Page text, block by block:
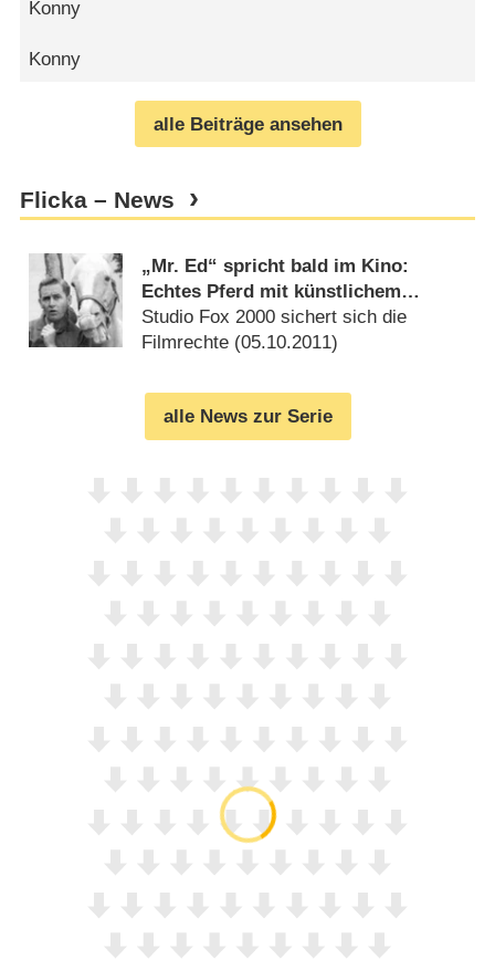
Konny
Konny
alle Beiträge ansehen
Flicka – News
„Mr. Ed“ spricht bald im Kino:
Echtes Pferd mit künstlichem
Gebiss
Studio Fox 2000 sichert sich die
Filmrechte (05.10.2011)
alle News zur Serie